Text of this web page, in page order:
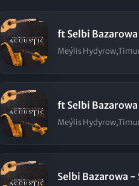
ft Selbi
Meýlis
ft Selbi
Meýlis
Selbi Bazarowa -